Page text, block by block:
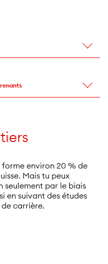
environ 20 % de
Mais tu peux
seulement par le biais
en suivant des études
carrière.